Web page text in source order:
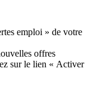
emploi » de votre
offres
sur le lien « Activer